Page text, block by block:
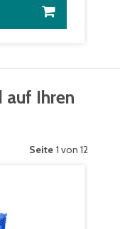
auf Ihren
Seite 1 von 12